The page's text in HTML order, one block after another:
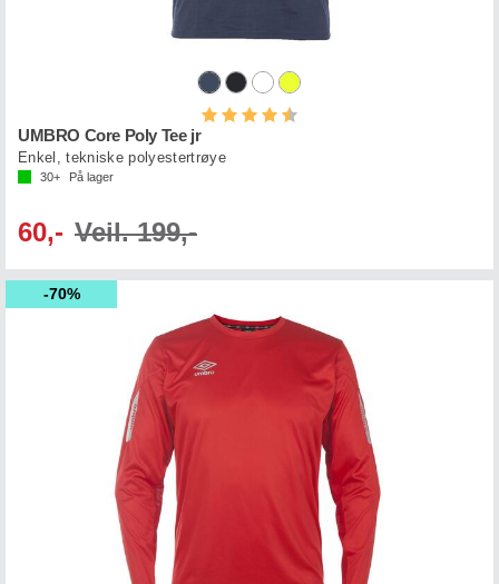
Karakter:
UMBRO Core Poly Tee jr
Enkel, tekniske polyestertrøye
30+ På lager
60,- Veil. 199,-
70%